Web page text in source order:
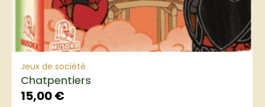
Jeux de société
Chatpentiers
15,00€